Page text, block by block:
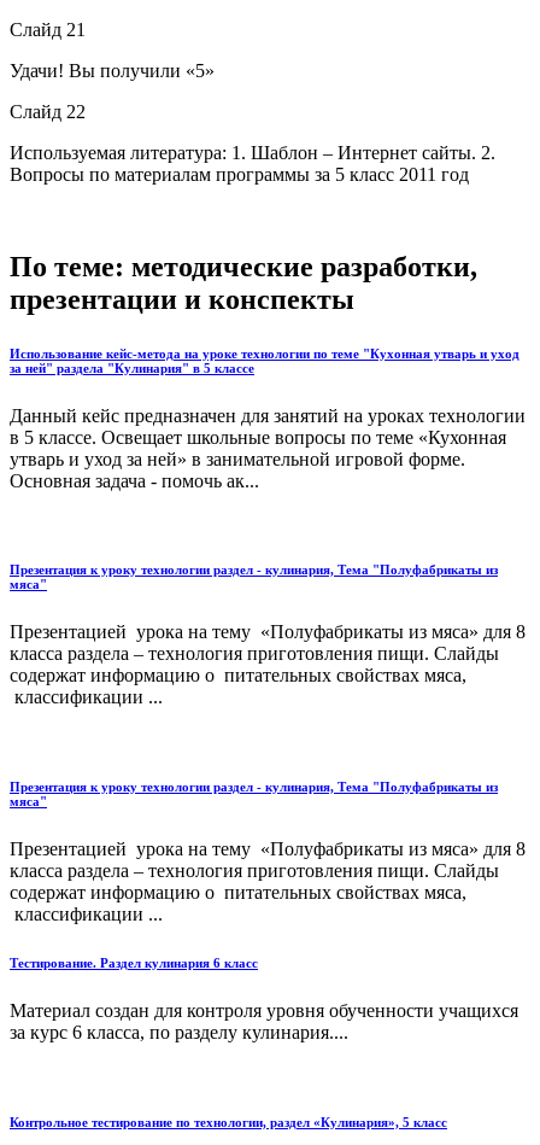
Слайд 21
Удачи! Вы получили «5»
Слайд 22
Используемая литература: 1. Шаблон – Интернет сайты. 2.
Вопросы по материалам программы за 5 класс 2011 год
По теме: методические разработки,
презентации и конспекты
Использование кейс-метода на уроке технологии по теме "Кухонная утварь и уход
за ней" раздела "Кулинария" в 5 классе
Данный кейс предназначен для занятий на уроках технологии
в 5 классе. Освещает школьные вопросы по теме «Кухонная
утварь и уход за ней» в занимательной игровой форме.
Основная задача - помочь ак...
Презентация к уроку технологии раздел - кулинария, Тема "Полуфабрикаты из
мяса"
Презентацией урока на тему «Полуфабрикаты из мяса» для 8
класса раздела – технология приготовления пищи. Слайды
содержат информацию о питательных свойствах мяса,
классификации ...
Презентация к уроку технологии раздел - кулинария, Тема "Полуфабрикаты из
мяса"
Презентацией урока на тему «Полуфабрикаты из мяса» для 8
класса раздела – технология приготовления пищи. Слайды
содержат информацию о питательных свойствах мяса,
классификации ...
Тестирование. Раздел кулинария 6 класс
Материал создан для контроля уровня обученности учащихся
за курс 6 класса, по разделу кулинария....
Контрольное тестирование по технологии, раздел «Кулинария», 5 класс